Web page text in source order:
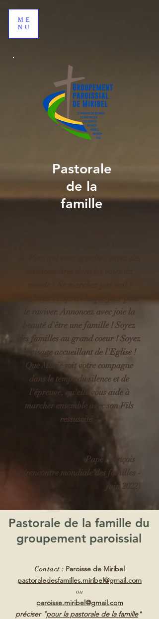
ME
NU
Pastorale
de la
famille
le raviver. Annoncez avec joie la
beauté d'être une famille ! Soyez
des familles au grand coeur ! Soyez
le visage accueillant de l'Eglise !
Que Marie soit votre compagne
dans le temps du silence et de
l'épreuve, qu'elle vous aide à
marcher ensemble avec son Fils
ressuscité
Pape François
(rencontre mondiale des familles -
juin 2022)
Pastorale de la famille du
groupement paroissial
Contact : Paroisse de Miribel
pastoraledesfamilles.miribel@gmail.com
ou
paroisse.miribel@gmail.com
préciser "pour la pastorale de la famille"